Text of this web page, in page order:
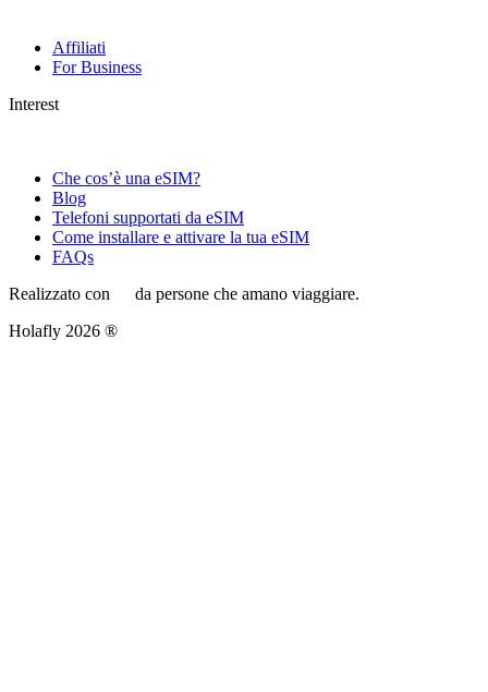
Affiliati
For Business
Interest
Che cos’è una eSIM?
Blog
Telefoni supportati da eSIM
Come installare e attivare la tua eSIM
FAQs
Realizzato con
da persone che amano viaggiare.
Holafly 2026 ®